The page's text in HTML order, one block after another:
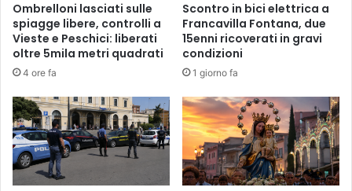
Ombrelloni lasciati sulle
spiagge libere, controlli a
Vieste e Peschici: liberati
oltre 5mila metri quadrati
4 ore fa
Scontro in bici elettrica a
Francavilla Fontana, due
15enni ricoverati in gravi
condizioni
1 giorno fa